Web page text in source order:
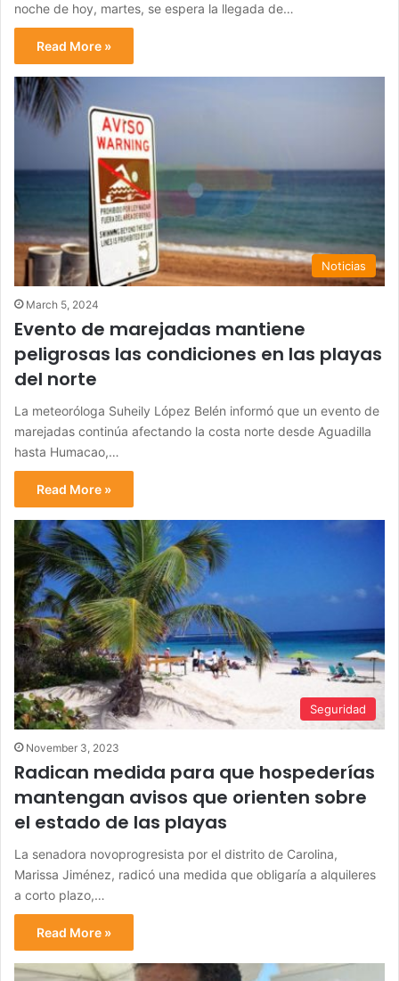
noche de hoy, martes, se espera la llegada de…
Read More »
Noticias
March 5, 2024
Evento de marejadas mantiene
peligrosas las condiciones en las playas
del norte
La meteoróloga Suheily López Belén informó que un evento de
marejadas continúa afectando la costa norte desde Aguadilla
hasta Humacao,…
Read More »
Seguridad
November 3, 2023
Radican medida para que hospederías
mantengan avisos que orienten sobre
el estado de las playas
La senadora novoprogresista por el distrito de Carolina,
Marissa Jiménez, radicó una medida que obligaría a alquileres
a corto plazo,…
Read More »